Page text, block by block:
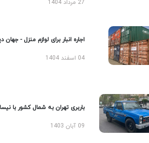
27 مرداد 1404
اجاره انبار برای لوازم منزل - جهان دپو
04 اسفند 1404
باربری تهران به شمال کشور با نیسان
09 آبان 1403